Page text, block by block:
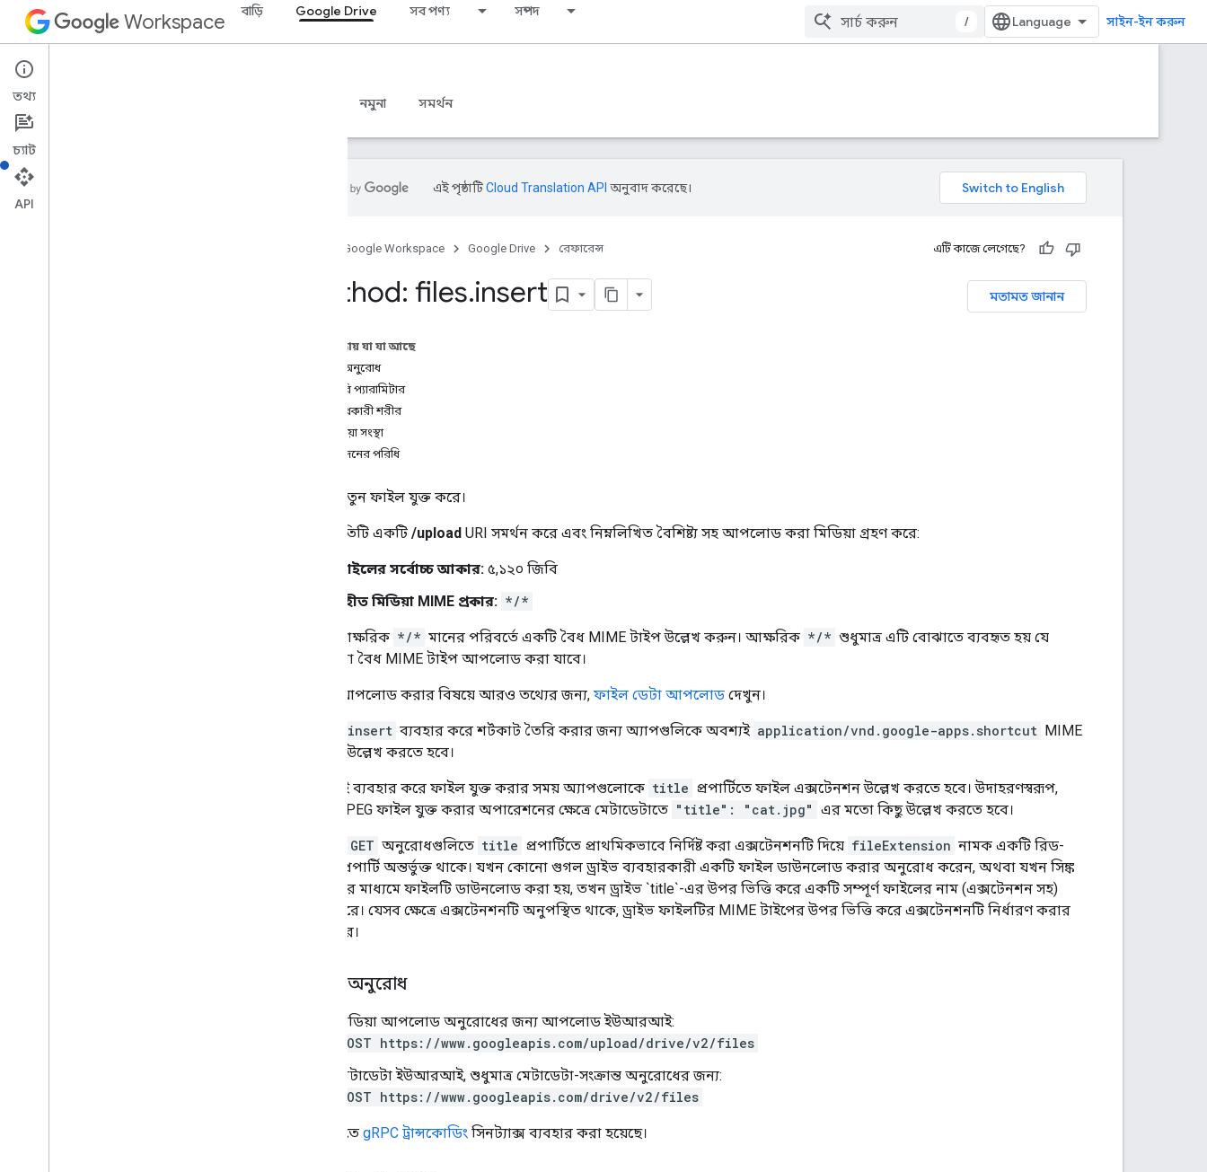
Workspace বাড়ি Google Drive সব পণ্য সম্পদ
/ সাইন-ইন করুন
Google Drive
ওভারভিউ নমুনা সমর্থন
এই পৃষ্ঠাটিCloud Translation API অনুবাদ করেছে।
Google Workspace Google Drive রেফারেন্স এটি কাজে লেগেছে?
মতামত জানান
Method: files.insert
এই পৃষ্ঠায় যা যা আছে
HTTP অনুরোধ
কোয়েরি প্যারামিটার
অনুরোধকারী শরীর
প্রতিক্রিয়া সংস্থা
অনুমোদনের পরিধি
একটি নতুন ফাইল যুক্ত করে।
এই পদ্ধতিটি একটি /upload URI সমর্থন করে এবং নিম্নলিখিত বৈশিষ্ট্য সহ আপলোড করা মিডিয়া গ্রহণ করে:
ফাইলের সর্বোচ্চ আকার: ৫,১২০ জিবি
গৃহীত মিডিয়া MIME প্রকার: */*
দ্রষ্টব্য: আক্ষরিক */* মানের পরিবর্তে একটি বৈধ MIME টাইপ উল্লেখ করুন। আক্ষরিক */* শুধুমাত্র এটি বোঝাতে ব্যবহৃত হয় যে
যেকোনো বৈধ MIME টাইপ আপলোড করা যাবে।
ফাইল আপলোড করার বিষয়ে আরও তথ্যের জন্য, ফাইল ডেটা আপলোড দেখুন।
files.insert ব্যবহার করে শর্টকাট তৈরি করার জন্য অ্যাপগুলিকে অবশ্যই application/vnd.google-apps.shortcut MIME
টাইপটি উল্লেখ করতে হবে।
এপিআই ব্যবহার করে ফাইল যুক্ত করার সময় অ্যাপগুলোকে title প্রপার্টিতে ফাইল এক্সটেনশন উল্লেখ করতে হবে। উদাহরণস্বরূপ,
একটি JPEG ফাইল যুক্ত করার অপারেশনের ক্ষেত্রে মেটাডেটাতে "title": "cat.jpg" এর মতো কিছু উল্লেখ করতে হবে।
GET অনুরোধগুলিতে title প্রপার্টিতে প্রাথমিকভাবে নির্দিষ্ট করা এক্সটেনশনটি দিয়ে fileExtension নামক একটি রিড-
অনলি প্রপার্টি অন্তর্ভুক্ত থাকে। যখন কোনো গুগল ড্রাইভ ব্যবহারকারী একটি ফাইল ডাউনলোড করার অনুরোধ করেন, অথবা যখন সিঙ্ক
ক্লায়েন্টের মাধ্যমে ফাইলটি ডাউনলোড করা হয়, তখন ড্রাইভ `title`-এর উপর ভিত্তি করে একটি সম্পূর্ণ ফাইলের নাম (এক্সটেনশন সহ)
তৈরি করে। যেসব ক্ষেত্রে এক্সটেনশনটি অনুপস্থিত থাকে, ড্রাইভ ফাইলটির MIME টাইপের উপর ভিত্তি করে এক্সটেনশনটি নির্ধারণ করার
চেষ্টা করে।
HTTP অনুরোধ
মিডিয়া আপলোড অনুরোধের জন্য আপলোড ইউআরআই:
POST https://www.googleapis.com/upload/drive/v2/files
মেটাডেটা ইউআরআই, শুধুমাত্র মেটাডেটা-সংক্রান্ত অনুরোধের জন্য:
POST https://www.googleapis.com/drive/v2/files
URL-টিতে gRPC ট্রান্সকোডিং সিনট্যাক্স ব্যবহার করা হয়েছে।
তথ্য
চ্যাট
API